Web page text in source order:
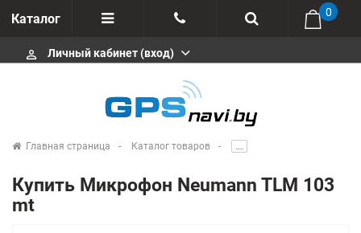
Каталог
Отзывы
+375 291646666
msa333
info@gpsnavi.by
0
perm_identity Личный кабинет (вход)
Главная страница Каталог товаров .....
Купить Микрофон Neumann TLM 103
mt